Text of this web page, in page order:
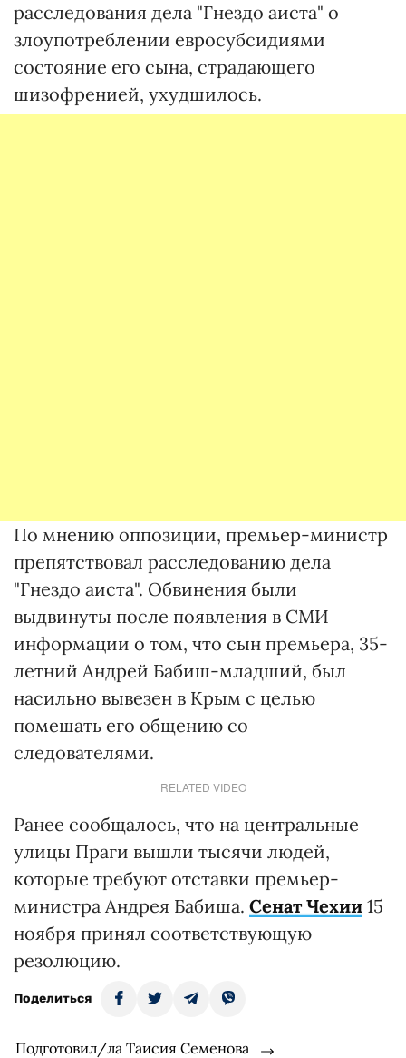
расследования дела "Гнездо аиста" о
злоупотреблении евросубсидиями
состояние его сына, страдающего
шизофренией, ухудшилось.
По мнению оппозиции, премьер-министр
препятствовал расследованию дела
"Гнездо аиста". Обвинения были
выдвинуты после появления в СМИ
информации о том, что сын премьера, 35-
летний Андрей Бабиш-младший, был
насильно вывезен в Крым с целью
помешать его общению со
следователями.
RELATED VIDEO
Ранее сообщалось, что на центральные
улицы Праги вышли тысячи людей,
которые требуют отставки премьер-
министра Андрея Бабиша. Сенат Чехии 15
ноября принял соответствующую
резолюцию.
Поделиться
Подготовил/ла Таисия Семенова